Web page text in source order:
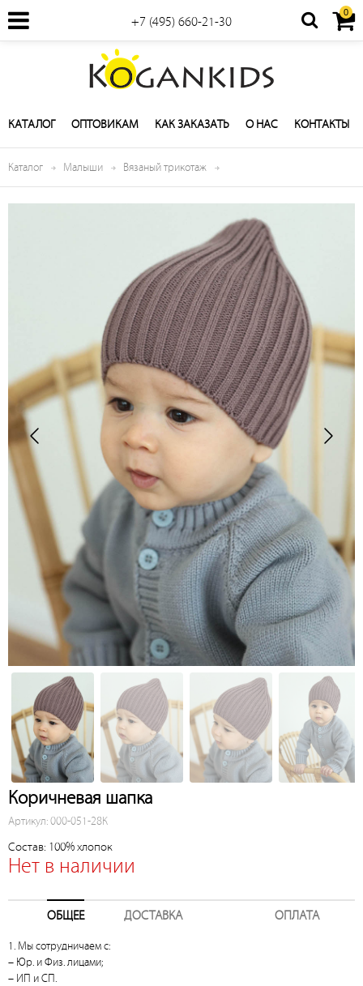
+7 (495) 660-21-30
0
КАТАЛОГ ОПТОВИКАМ КАК ЗАКАЗАТЬ О НАС КОНТАКТЫ
Каталог Малыши Вязаный трикотаж
Коричневая шапка
Артикул: 000-051-28К
Состав: 100% хлопок
Нет в наличии
ОБЩЕЕ ДОСТАВКА ОПЛАТА
1. Мы сотрудничаем с:
– Юр. и Физ. лицами;
– ИП и СП.